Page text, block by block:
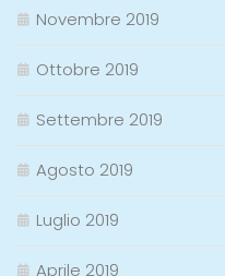
Novembre 2019
Ottobre 2019
Settembre 2019
Agosto 2019
Luglio 2019
Aprile 2019